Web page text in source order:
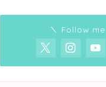
＼ Follow me